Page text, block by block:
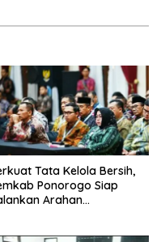
Tata Kelola Bersih,
Ponorogo Siap
Arahan